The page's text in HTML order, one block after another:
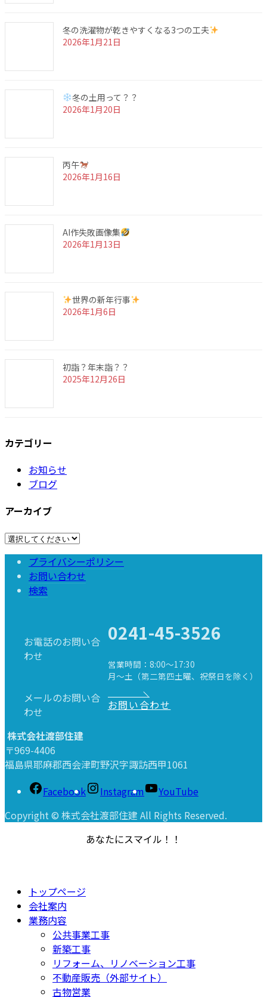
冬の洗濯物が乾きやすくなる3つの工夫
2026年1月21日
冬の土用って？？
2026年1月20日
丙午
2026年1月16日
AI作失敗画像集
2026年1月13日
世界の新年行事
2026年1月6日
初詣？年末詣？？
2025年12月26日
カテゴリー
お知らせ
ブログ
アーカイブ
プライバシーポリシー
お問い合わせ
検索
Search
for:
お電話のお問い合
わせ
0241-45-3526
営業時間：8:00～17:30
月～土（第二第四土曜、祝祭日を除く）
メールのお問い合
わせ
お問い合わせ
株式会社渡部住建
〒969-4406
福島県耶麻郡西会津町野沢字諏訪西甲1061
Facebook
Instagram
YouTube
Copyright © 株式会社渡部住建 All Rights Reserved.
あなたにスマイル！！
トップページ
会社案内
業務内容
公共事業工事
新築工事
リフォーム、リノベーション工事
不動産販売（外部サイト）
古物営業